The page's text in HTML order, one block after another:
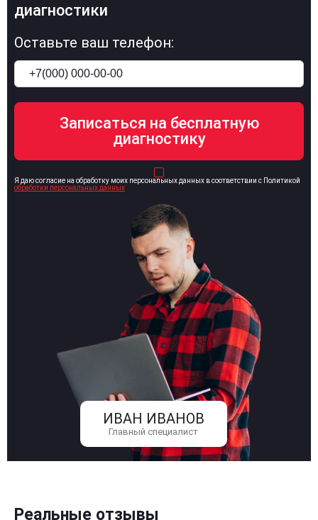
ИВАН ИВАНОВ
Главный специалист
диагностики
Оставьте ваш телефон:
Я даю согласие на обработку моих персональных данных в соответствии с Политикой
обработки персональных данных
Реальные отзывы